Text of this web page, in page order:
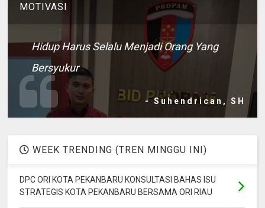
MOTIVASI
Hidup Harus Selalu Menjadi Orang Yang
Bersyukur
- Suhendrican, SH
WEEK TRENDING (TREN MINGGU INI)
DPC ORI KOTA PEKANBARU KONSULTASI BAHAS ISU
STRATEGIS KOTA PEKANBARU BERSAMA ORI RIAU